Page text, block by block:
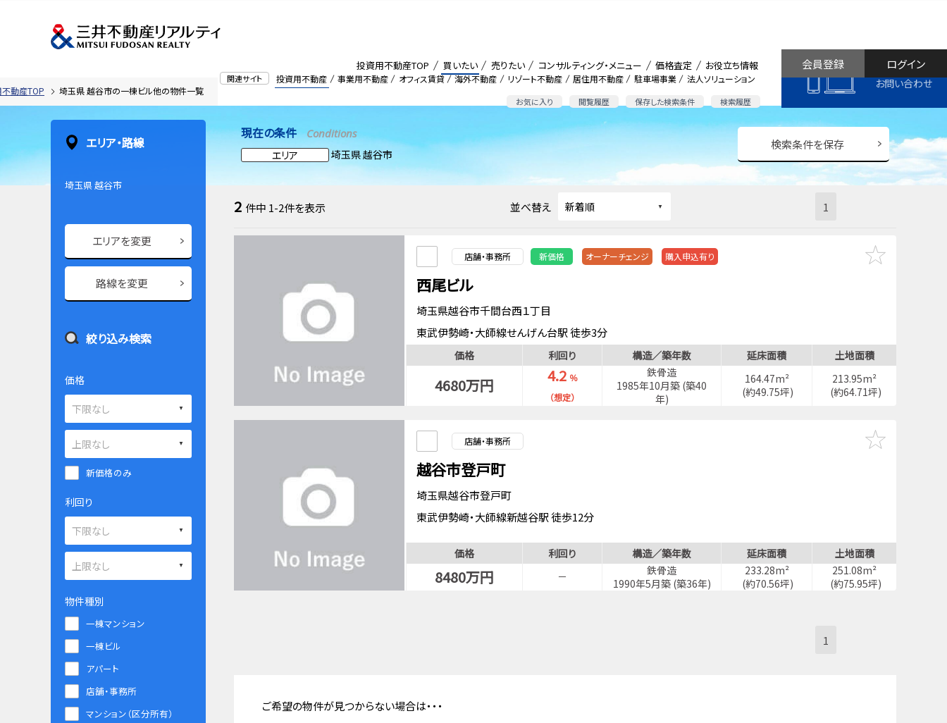
関連サイト 投資用不動産 事業用不動産 オフィス賃貸 海外不動産 リゾート不動産 居住用不動産 駐車場事業 法人ソリューション
お気に入り 閲覧履歴 保存した検索条件 検索履歴
投資用不動産TOP 買いたい 売りたい コンサルティング・メニュー 価格査定 お役立ち情報
お問い合わせ
ログイン
会員登録
動産TOP 埼玉県 越谷市の一棟ビル他の物件一覧
現在の条件 Conditions
エリア
埼玉県 越谷市
検索条件を保存
2 件中 1-2件を表示 並べ替え 1
店舗・事務所 新価格 オーナーチェンジ 購入申込有り
西尾ビル
埼玉県越谷市千間台西１丁目
東武伊勢崎・大師線せんげん台駅 徒歩3分
価格 利回り 構造／築年数 延床面積 土地面積
4680万円 4.2 ％
（想定）
鉄骨造
1985年10月築 (築40
年)
164.47m²
(約49.75坪)
213.95m²
(約64.71坪)
店舗・事務所
越谷市登戸町
埼玉県越谷市登戸町
東武伊勢崎・大師線新越谷駅 徒歩12分
価格 利回り 構造／築年数 延床面積 土地面積
8480万円 －
鉄骨造
1990年5月築 (築36年)
233.28m²
(約70.56坪)
251.08m²
(約75.95坪)
1
ご希望の物件が見つからない場合は・・・
エリア・路線
埼玉県 越谷市
エリアを変更
路線を変更
絞り込み検索
価格
新価格のみ
利回り
物件種別
一棟マンション
一棟ビル
アパート
店舗・事務所
マンション（区分所有）